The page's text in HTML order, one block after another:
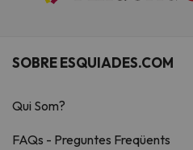
SOBRE ESQUIADES.COM
Qui Som?
FAQs - Preguntes Freqüents